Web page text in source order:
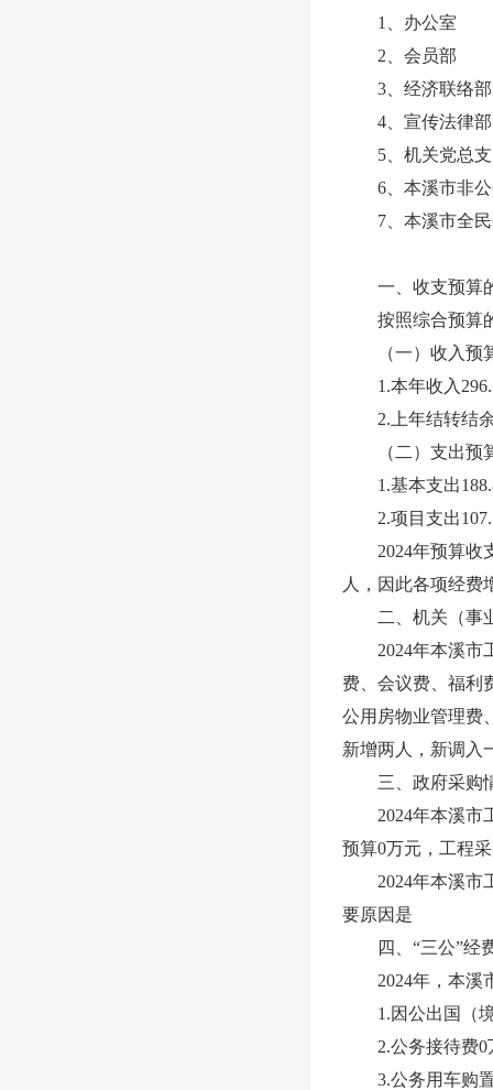
1、办公室
2、会员部
3、经济联络部
4、宣传法律部
5、机关党总支
6、本溪市非公
7、本溪市全民
一、收支预算
按照综合预算的
（一）收入预算
1.本年收入
2.上年结转结余
（二）支出预算
1.基本支出188.8
2.项目支出
2024年预算收支
人，因此各项经费
二、机关（事业
2024年本溪市工
费、会议费、福利
公用房物业管理费
新增两人，新调入
三、政府采购
2024年本溪市工
预算0万元，工程
2024年本溪市工
要原因是
四、“三公”经
2024年，本溪市
1.因公出国（境
2.公务接待费0
3.公务用车购置